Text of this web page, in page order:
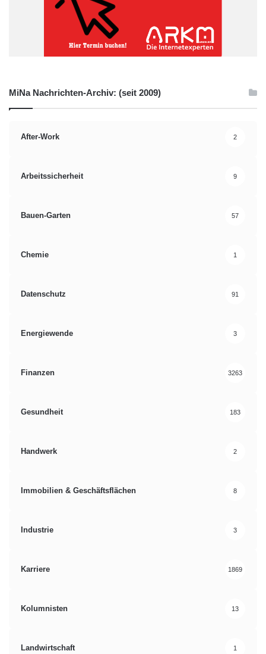
Handy IT
Netbook News PC
PDA Smartphone Tablet
MiNa Nachrichten-Archiv: (seit 2009)
After-Work 2
Arbeitssicherheit 9
Bauen-Garten 57
Chemie 1
Datenschutz 91
Energiewende 3
Finanzen 3263
Gesundheit 183
Handwerk 2
Immobilien & Geschäftsflächen 8
Industrie 3
Karriere 1869
Kolumnisten 13
Landwirtschaft 1